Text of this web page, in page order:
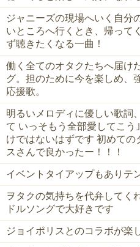
ジャニーズの現場へいく自分
いところへ行くとき、帰って
ず聴きたくなる一曲！
働く全てのオタクたちへ届け
グ。担のために今を楽しめ、
応援歌。
明るいメロディに優しい歌詞
て いっそもう全部愛してこ
けではないはずです 初めての
スさんで良かったー！！！
イベントタイアップもありテ
ヲタクの気持ちを代弁してく
ドルソングで大好きです
ジョイポリスとのコラボが楽